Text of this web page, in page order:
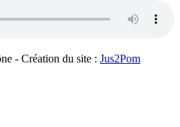
- Création du site : Jus2Pom